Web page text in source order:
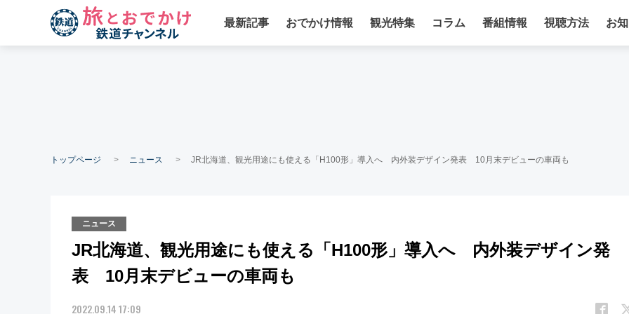
最新記事 おでかけ情報 観光特集 コラム 番組情報 視聴方法 お
トップページ ニュース JR北海道、観光用途にも使える「H100形」導入へ 内外装デザイン発表 10月末デビューの車両も
ニュース
JR北海道、観光用途にも使える「H100形」導入へ 内外装デザイン発
表 10月末デビューの車両も
2022.09.14 17:09